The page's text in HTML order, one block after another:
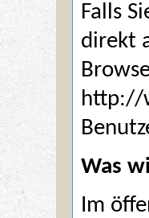
Falls
direkt
http://
Was
Im